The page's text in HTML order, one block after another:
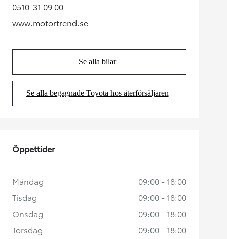
0510-31 09 00(Opens in new tab)
www.motortrend.se
(Opens in new tab)
Se alla bilar
(Opens in new tab)
Se alla begagnade Toyota hos återförsäljaren
(Opens in new tab)
Öppettider
Måndag
09:00 - 18:00
Tisdag
09:00 - 18:00
Onsdag
09:00 - 18:00
Torsdag
09:00 - 18:00